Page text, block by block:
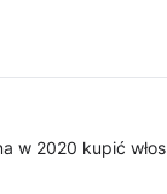
w 2020 kupić